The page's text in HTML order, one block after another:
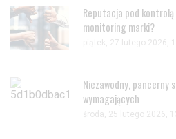
Reputacja pod kontrolą
monitoring marki?
piątek, 27 lutego 2026,
Niezawodny, pancerny
wymagających
środa, 25 lutego 2026,